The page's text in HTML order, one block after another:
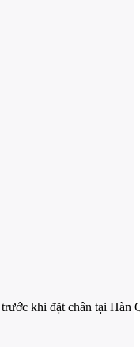
khi đặt chân tại Hàn